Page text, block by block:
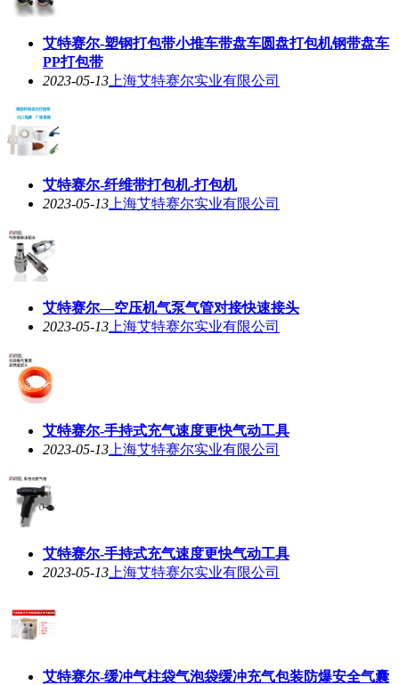
艾特赛尔-塑钢打包带小推车带盘车圆盘打包机钢带盘车
PP打包带
2023-05-13 上海艾特赛尔实业有限公司
艾特赛尔-纤维带打包机-打包机
2023-05-13 上海艾特赛尔实业有限公司
艾特赛尔—空压机气泵气管对接快速接头
2023-05-13 上海艾特赛尔实业有限公司
艾特赛尔-手持式充气速度更快气动工具
2023-05-13 上海艾特赛尔实业有限公司
艾特赛尔-手持式充气速度更快气动工具
2023-05-13 上海艾特赛尔实业有限公司
艾特赛尔-缓冲气柱袋气泡袋缓冲充气包装防爆安全气囊